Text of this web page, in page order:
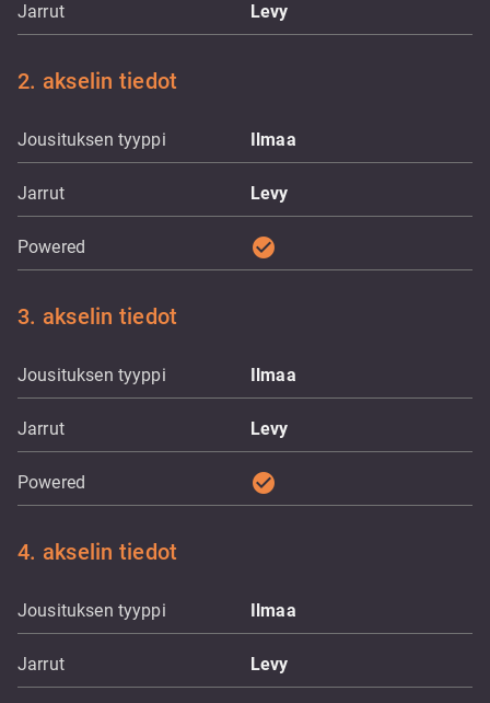
Jarrut Levy
2. akselin tiedot
Jousituksen tyyppi Ilmaa
Jarrut Levy
Powered check_circle
3. akselin tiedot
Jousituksen tyyppi Ilmaa
Jarrut Levy
Powered check_circle
4. akselin tiedot
Jousituksen tyyppi Ilmaa
Jarrut Levy